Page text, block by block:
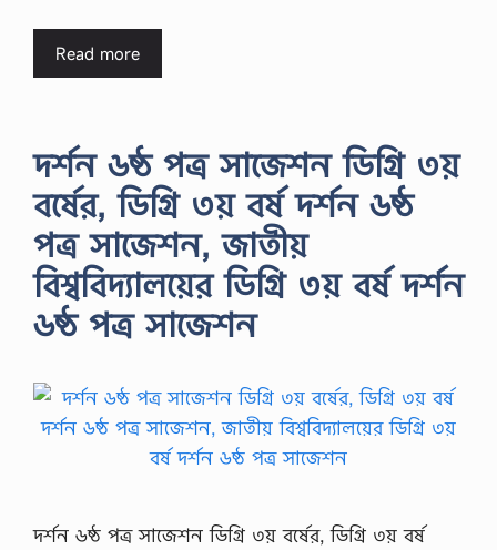
Read more
দর্শন ৬ষ্ঠ পত্র সাজেশন ডিগ্রি ৩য়
বর্ষের, ডিগ্রি ৩য় বর্ষ দর্শন ৬ষ্ঠ
পত্র সাজেশন, জাতীয়
বিশ্ববিদ্যালয়ের ডিগ্রি ৩য় বর্ষ দর্শন
৬ষ্ঠ পত্র সাজেশন
দর্শন ৬ষ্ঠ পত্র সাজেশন ডিগ্রি ৩য় বর্ষের, ডিগ্রি ৩য় বর্ষ